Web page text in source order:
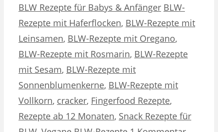
Kategorien
BLW Rezepte für Babys & Anfänger Schlagwörter
BLW-
Rezepte mit Haferflocken, BLW-Rezepte mit
Leinsamen, BLW-Rezepte mit Oregano,
BLW-Rezepte mit Rosmarin, BLW-Rezepte
mit Sesam, BLW-Rezepte mit
Sonnenblumenkerne, BLW-Rezepte mit
Vollkorn, cracker, Fingerfood Rezepte,
Rezepte ab 12 Monaten, Snack Rezepte für